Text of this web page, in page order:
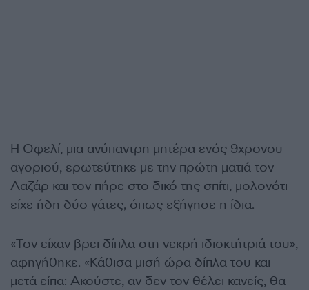
Η Οφελί, μια ανύπαντρη μητέρα ενός 9χρονου
αγοριού, ερωτεύτηκε με την πρώτη ματιά τον
Λαζάρ και τον πήρε στο δικό της σπίτι, μολονότι
είχε ήδη δύο γάτες, όπως εξήγησε η ίδια.
«Τον είχαν βρει δίπλα στη νεκρή ιδιοκτήτριά του»,
αφηγήθηκε. «Κάθισα μισή ώρα δίπλα του και
μετά είπα: Ακούστε, αν δεν τον θέλει κανείς, θα